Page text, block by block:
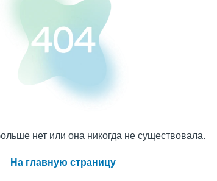
нет или она никогда не существовала.
На главную страницу